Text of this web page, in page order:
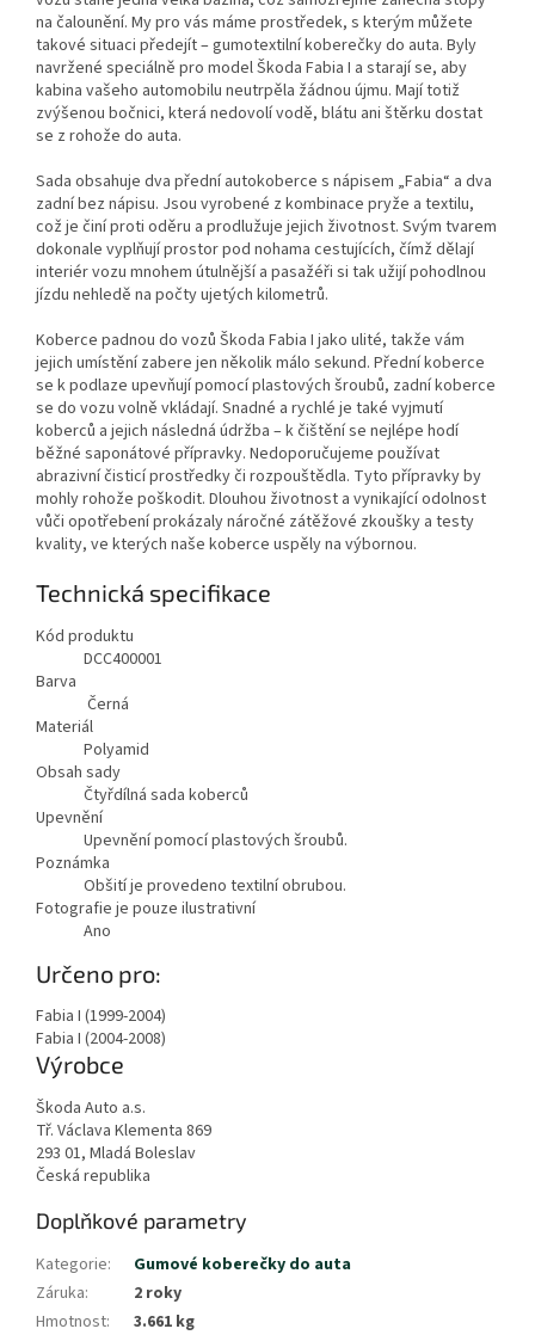
na čalounění. My pro vás máme prostředek, s kterým můžete
takové situaci předejít – gumotextilní koberečky do auta. Byly
navržené speciálně pro model Škoda Fabia I a starají se, aby
kabina vašeho automobilu neutrpěla žádnou újmu. Mají totiž
zvýšenou bočnici, která nedovolí vodě, blátu ani štěrku dostat
se z rohože do auta.
Sada obsahuje dva přední autokoberce s nápisem „Fabia“ a dva
zadní bez nápisu. Jsou vyrobené z kombinace pryže a textilu,
což je činí proti oděru a prodlužuje jejich životnost. Svým tvarem
dokonale vyplňují prostor pod nohama cestujících, čímž dělají
interiér vozu mnohem útulnější a pasažéři si tak užijí pohodlnou
jízdu nehledě na počty ujetých kilometrů.
Koberce padnou do vozů Škoda Fabia I jako ulité, takže vám
jejich umístění zabere jen několik málo sekund. Přední koberce
se k podlaze upevňují pomocí plastových šroubů, zadní koberce
se do vozu volně vkládají. Snadné a rychlé je také vyjmutí
koberců a jejich následná údržba – k čištění se nejlépe hodí
běžné saponátové přípravky. Nedoporučujeme používat
abrazivní čisticí prostředky či rozpouštědla. Tyto přípravky by
mohly rohože poškodit. Dlouhou životnost a vynikající odolnost
vůči opotřebení prokázaly náročné zátěžové zkoušky a testy
kvality, ve kterých naše koberce uspěly na výbornou.
Technická specifikace
Kód produktu
DCC400001
Barva
Černá
Materiál
Polyamid
Obsah sady
Čtyřdílná sada koberců
Upevnění
Upevnění pomocí plastových šroubů.
Poznámka
Obšití je provedeno textilní obrubou.
Fotografie je pouze ilustrativní
Ano
Určeno pro:
Fabia I (1999-2004)
Fabia I (2004-2008)
Výrobce
Škoda Auto a.s.
Tř. Václava Klementa 869
293 01, Mladá Boleslav
Česká republika
Doplňkové parametry
Kategorie:
Gumové koberečky do auta
Záruka:
2 roky
Hmotnost:
3.661 kg